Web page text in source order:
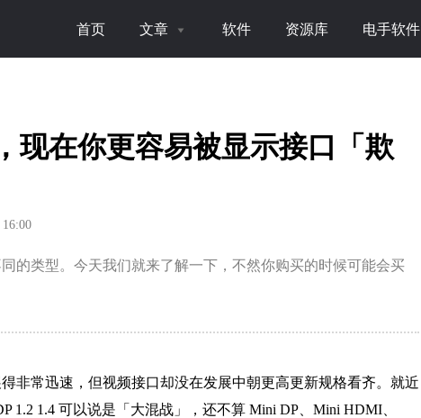
首页 文章 软件 资源库 电手软件
现在你更容易被显示接口「欺
的类型。今天我们就来了解一下，不然你购买的时候可能会买
非常迅速，但视频接口却没在发展中朝更高更新规格看齐。就近
1.2 1.4 可以说是「大混战」，还不算 Mini DP、Mini HDMI、